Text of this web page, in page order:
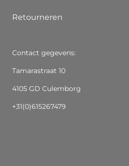
Retourneren
Contact gegevens:
Tamarastraat 10
4105 GD Culemborg
+31(0)615267479